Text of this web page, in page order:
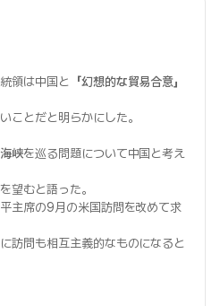
領は中国と
「幻想的な貿易合意」
ことだと明らかにした。
峡を巡る問題について中国と考え
望むと語った。
主席の9月の米国訪問を改めて求
訪問も相互主義的なものになると